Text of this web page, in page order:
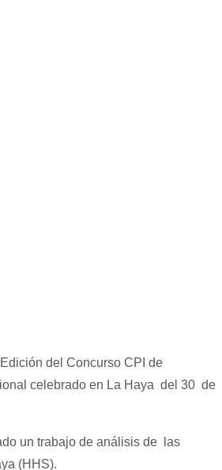
del Concurso CPI de
celebrado en La Haya del 30 de
un trabajo de análisis de las
(HHS).